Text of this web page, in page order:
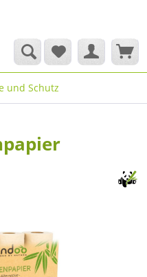
und Schutz